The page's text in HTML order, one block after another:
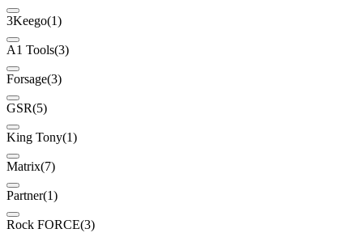
3Keego(1)
A1 Tools(3)
Forsage(3)
GSR(5)
King Tony(1)
Matrix(7)
Partner(1)
Rock FORCE(3)